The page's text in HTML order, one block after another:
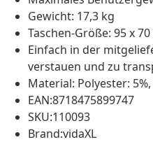
Gewicht: 17,3 kg
Taschen-Größe: 95 x 70
Einfach in der
verstauen und zu
Material: Polyester: 5%,
EAN:8718475899747
SKU:110093
Brand:vidaXL